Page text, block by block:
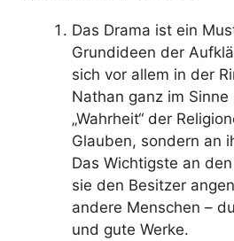
Das Drama ist ein
Grundideen der
sich vor allem in der
Nathan ganz im Sinne
„Wahrheit“ der
Glauben, sondern an
Das Wichtigste an
sie den Besitzer
andere Menschen –
und gute Werke.